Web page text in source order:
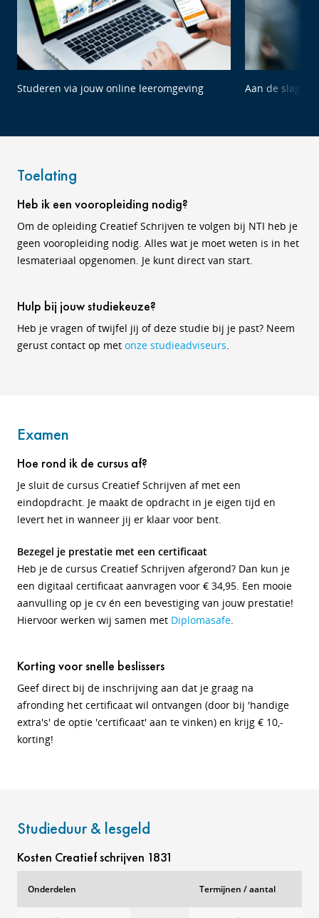
Studeren via jouw online leeromgeving Aan de slag
Toelating
Heb ik een vooropleiding nodig?
Om de opleiding Creatief Schrijven te volgen bij NTI heb je
geen vooropleiding nodig. Alles wat je moet weten is in het
lesmateriaal opgenomen. Je kunt direct van start.
Hulp bij jouw studiekeuze?
Heb je vragen of twijfel jij of deze studie bij je past? Neem
gerust contact op met onze studieadviseurs.
Examen
Hoe rond ik de cursus af?
Je sluit de cursus Creatief Schrijven af met een
eindopdracht. Je maakt de opdracht in je eigen tijd en
levert het in wanneer jij er klaar voor bent.
Bezegel je prestatie met een certificaat
Heb je de cursus Creatief Schrijven afgerond? Dan kun je
een digitaal certificaat aanvragen voor € 34,95. Een mooie
aanvulling op je cv én een bevestiging van jouw prestatie!
Hiervoor werken wij samen met Diplomasafe.
Korting voor snelle beslissers
Geef direct bij de inschrijving aan dat je graag na
afronding het certificaat wil ontvangen (door bij 'handige
extra's' de optie 'certificaat' aan te vinken) en krijg € 10,-
korting!
Studieduur & lesgeld
Kosten Creatief schrijven 1831
Onderdelen Termijnen / aantal